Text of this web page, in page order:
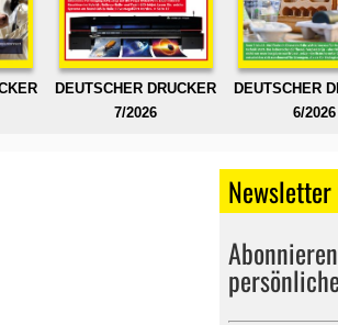
DEUTSCHER DRUCKER
7/2026
DEUTSCHER
6/2026